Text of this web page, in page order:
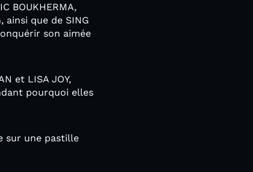
BOUKHERMA,
que de SING
son aimée
et LISA JOY,
pourquoi elles
sur une pastille